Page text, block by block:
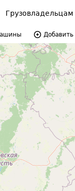
Грузовладельцам